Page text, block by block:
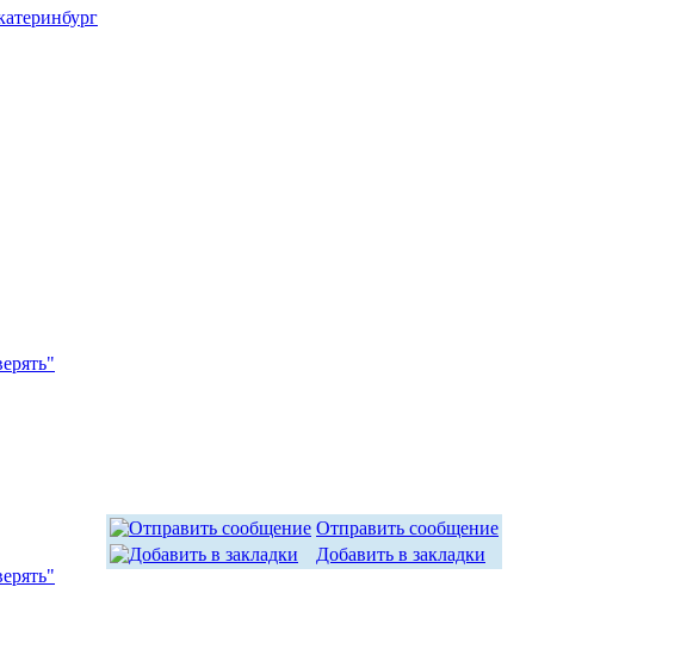
Отправить сообщение
Добавить в закладки